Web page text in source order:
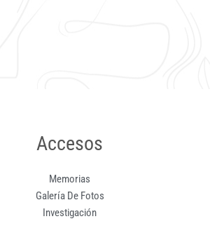
Accesos
Memorias
Galería De Fotos
Investigación